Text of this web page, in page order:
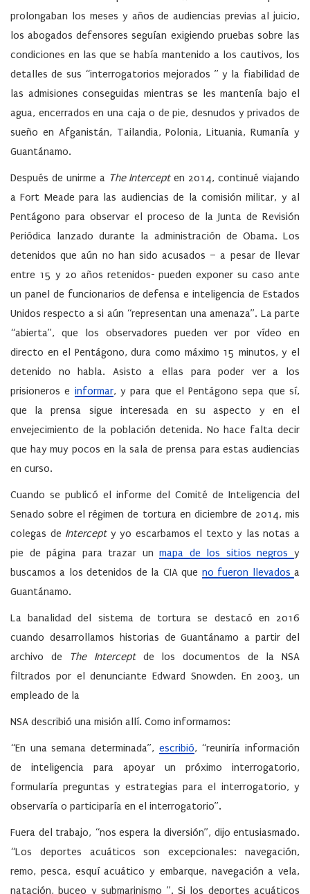
prolongaban los meses y años de audiencias previas al juicio,
los abogados defensores seguían exigiendo pruebas sobre las
condiciones en las que se había mantenido a los cautivos, los
detalles de sus “interrogatorios mejorados ” y la fiabilidad de
las admisiones conseguidas mientras se les mantenía bajo el
agua, encerrados en una caja o de pie, desnudos y privados de
sueño en Afganistán, Tailandia, Polonia, Lituania, Rumanía y
Guantánamo.
Después de unirme a The Intercepten 2014, continué viajando
a Fort Meade para las audiencias de la comisión militar, y al
Pentágono para observar el proceso de la Junta de Revisión
Periódica lanzado durante la administración de Obama. Los
detenidos que aún no han sido acusados – a pesar de llevar
entre 15 y 20 años retenidos- pueden exponer su caso ante
un panel de funcionarios de defensa e inteligencia de Estados
Unidos respecto a si aún “representan una amenaza”. La parte
“abierta”, que los observadores pueden ver por vídeo en
directo en el Pentágono, dura como máximo 15 minutos, y el
detenido no habla. Asisto a ellas para poder ver a los
prisioneros e informar, y para que el Pentágono sepa que sí,
que la prensa sigue interesada en su aspecto y en el
envejecimiento de la población detenida. No hace falta decir
que hay muy pocos en la sala de prensa para estas audiencias
en curso.
Cuando se publicó el informe del Comité de Inteligencia del
Senado sobre el régimen de tortura en diciembre de 2014, mis
colegas de Intercepty yo escarbamos el texto y las notas a
pie de página para trazar unmapa de los sitios negrosy
buscamos a los detenidos de la CIA que no fueron llevadosa
Guantánamo.
La banalidad del sistema de tortura se destacó en 2016
cuando desarrollamos historias de Guantánamo a partir del
archivo de
The Interceptde los documentos de la NSA
filtrados por el denunciante Edward Snowden. En 2003, un
empleado de la
NSA describió una misión allí. Como informamos:
“En una semana determinada”, escribió, “reuniría información
de inteligencia para apoyar un próximo interrogatorio,
formularía preguntas y estrategias para el interrogatorio, y
observaría o participaría en el interrogatorio”.
Fuera del trabajo, “nos espera la diversión”, dijo entusiasmado.
“Los deportes acuáticos son excepcionales: navegación,
remo, pesca, esquí acuático y embarque, navegación a vela,
natación, buceo y submarinismo ”. Si los deportes acuáticos